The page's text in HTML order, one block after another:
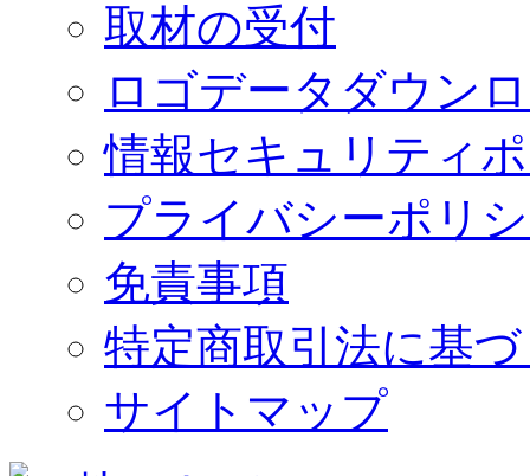
取材の受付
ロゴデータダウン
情報セキュリティ
プライバシーポリ
免責事項
特定商取引法に基
サイトマップ